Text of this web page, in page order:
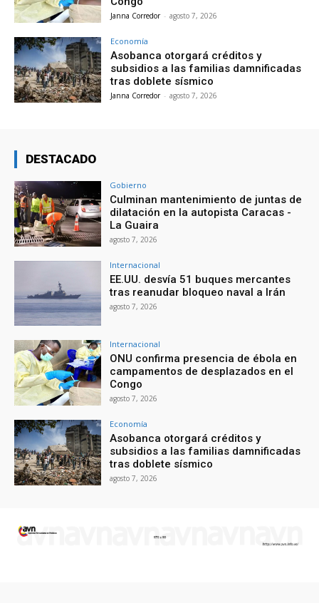
Janna Corredor - agosto 7, 2026
Economía
Asobanca otorgará créditos y
subsidios a las familias damnificadas
tras doblete sísmico
Janna Corredor - agosto 7, 2026
DESTACADO
Gobierno
Culminan mantenimiento de juntas de
dilatación en la autopista Caracas -
La Guaira
agosto 7, 2026
Internacional
EE.UU. desvía 51 buques mercantes
tras reanudar bloqueo naval a Irán
agosto 7, 2026
Internacional
ONU confirma presencia de ébola en
campamentos de desplazados en el
Congo
agosto 7, 2026
Economía
Asobanca otorgará créditos y
subsidios a las familias damnificadas
tras doblete sísmico
agosto 7, 2026